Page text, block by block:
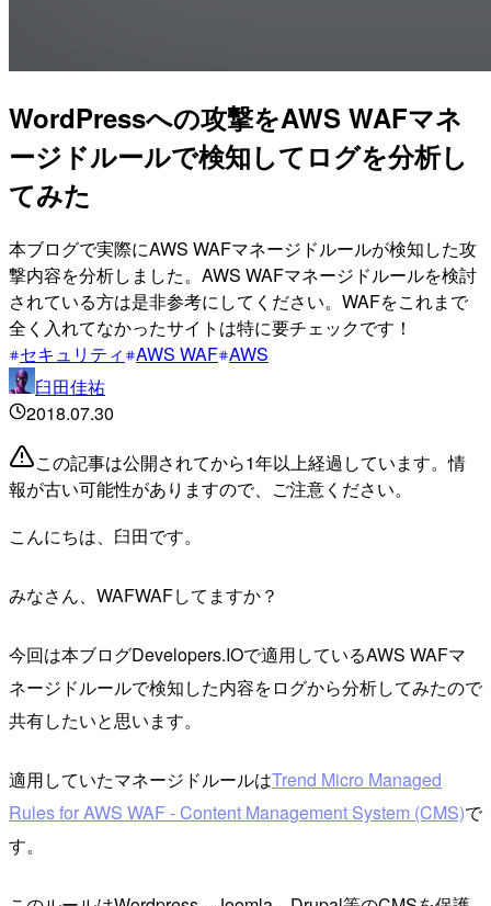
WordPressへの攻撃をAWS WAFマネ
ージドルールで検知してログを分析し
てみた
本ブログで実際にAWS WAFマネージドルールが検知した攻
撃内容を分析しました。AWS WAFマネージドルールを検討
されている方は是非参考にしてください。WAFをこれまで
全く入れてなかったサイトは特に要チェックです！
セキュリティ AWS WAF AWS
臼田佳祐
2018.07.30
この記事は公開されてから1年以上経過しています。情
報が古い可能性がありますので、ご注意ください。
こんにちは、臼田です。
みなさん、WAFWAFしてますか？
今回は本ブログDevelopers.IOで適用しているAWS WAFマ
ネージドルールで検知した内容をログから分析してみたので
共有したいと思います。
適用していたマネージドルールはTrend Micro Managed
Rules for AWS WAF - Content Management System (CMS)で
す。